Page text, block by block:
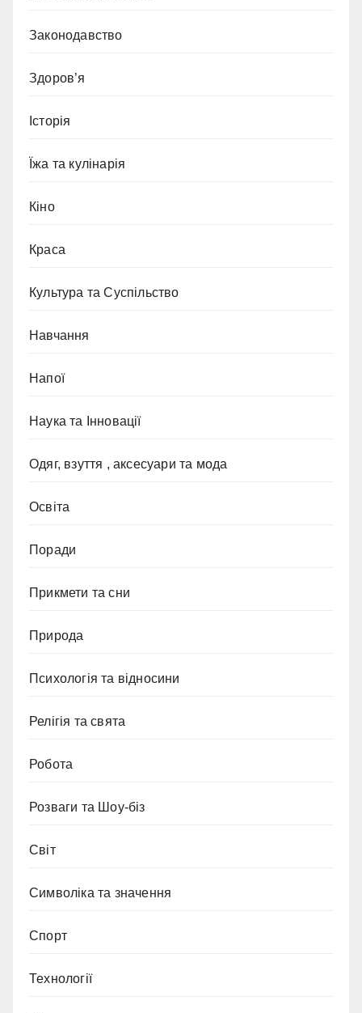
Законодавство
Здоров’я
Історія
Їжа та кулінарія
Кіно
Краса
Культура та Суспільство
Навчання
Напої
Наука та Інновації
Одяг, взуття , аксесуари та мода
Освіта
Поради
Прикмети та сни
Природа
Психологія та відносини
Релігія та свята
Робота
Розваги та Шоу-біз
Світ
Символіка та значення
Спорт
Технології